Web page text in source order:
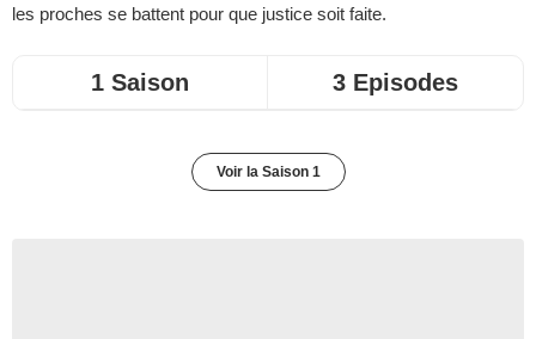
les proches se battent pour que justice soit faite.
1 Saison 3 Episodes
Voir la Saison 1